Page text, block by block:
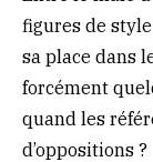
figures de
sa place dans
forcément
quand les
d’oppositions ?